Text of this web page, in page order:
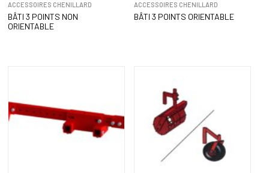
ACCESSOIRES CHENILLARD
BÂTI 3 POINTS NON
ORIENTABLE
ACCESSOIRES CHENILLARD
BÂTI 3 POINTS ORIENTABLE